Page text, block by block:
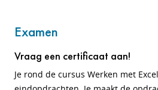
Examen
Vraag een certificaat aan!
Je rond de cursus Werken met